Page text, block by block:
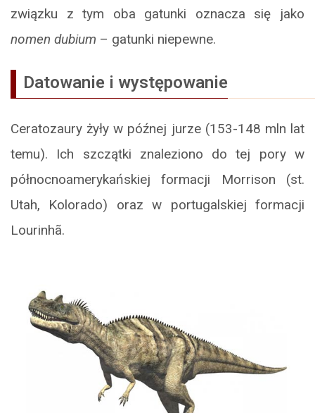
związku z tym oba gatunki oznacza się jako
nomen dubium – gatunki niepewne.
Datowanie i występowanie
Ceratozaury żyły w późnej jurze (153-148 mln lat
temu). Ich szczątki znaleziono do tej pory w
północnoamerykańskiej formacji Morrison (st.
Utah, Kolorado) oraz w portugalskiej formacji
Lourinhã.